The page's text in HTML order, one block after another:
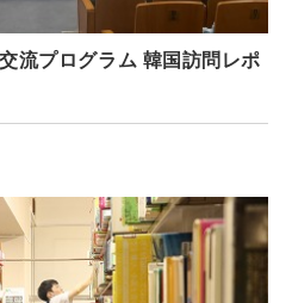
流プログラム 韓国訪問レポ